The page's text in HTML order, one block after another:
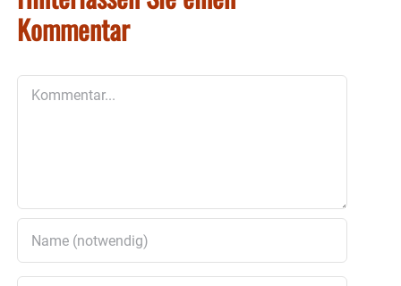
Kommentar